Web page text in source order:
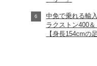
中免で乗れる輸
ラクストン400
【身長154cmの